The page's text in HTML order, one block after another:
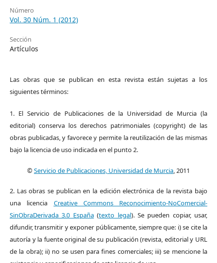
Número
Vol. 30 Núm. 1 (2012)
Sección
Artículos
Las obras que se publican en esta revista están sujetas a los
siguientes términos:
1. El Servicio de Publicaciones de la Universidad de Murcia (la
editorial) conserva los derechos patrimoniales (copyright) de las
obras publicadas, y favorece y permite la reutilización de las mismas
bajo la licencia de uso indicada en el punto 2.
©Servicio de Publicaciones, Universidad de Murcia, 2011
2. Las obras se publican en la edición electrónica de la revista bajo
una licencia Creative Commons Reconocimiento-NoComercial-
SinObraDerivada 3.0 España(texto legal). Se pueden copiar, usar,
difundir, transmitir y exponer públicamente, siempre que: i) se cite la
autoría y la fuente original de su publicación (revista, editorial y URL
de la obra); ii) no se usen para fines comerciales; iii) se mencione la